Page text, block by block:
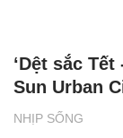
NHỊP SỐNG
‘Dệt sắc
Sun Urban